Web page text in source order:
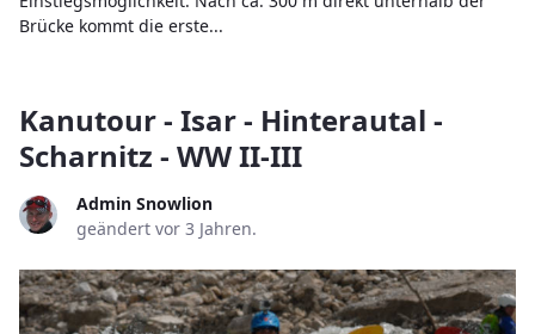
Brücke kommt die erste...
Kanutour - Isar - Hinterautal -
Scharnitz - WW II-III
Admin Snowlion
geändert vor 3 Jahren.